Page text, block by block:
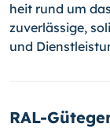
heit rund um
zu­ver­läs­si­ge,
und
RAL-